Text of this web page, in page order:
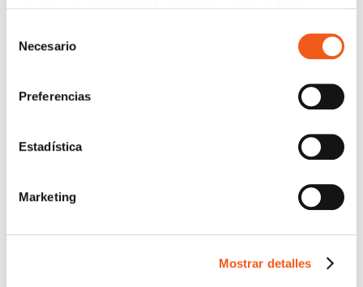
consultar nuestra política de cookies
política de cookies
Necesario
Preferencias
Estadística
Marketing
Mostrar detalles